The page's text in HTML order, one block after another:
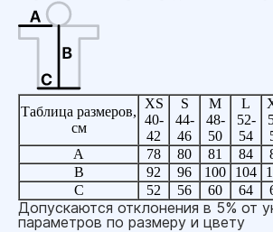
Таблица размеров,
см
XS
40-
42
S
44-
46
M
48-
50
L
52-
54
A
78 80 81 84
B
92 96 100 104
C
52 56 60 64
Допускаются отклонения в 5% от
параметров по размеру и цвету